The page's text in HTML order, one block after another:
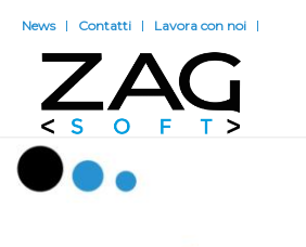
News Contatti Lavora con noi